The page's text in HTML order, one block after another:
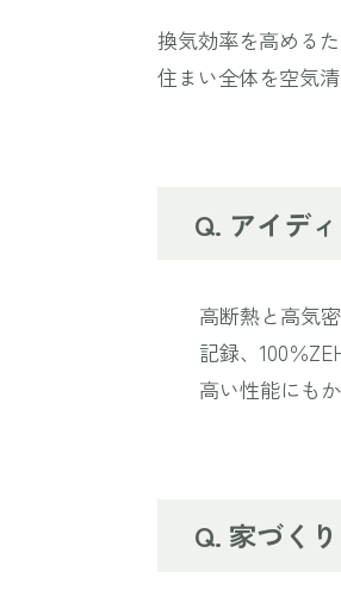
換気効率を高める
住まい全体を空気
アイデ
高断熱と高気
記録、100％
高い性能にも
家づく